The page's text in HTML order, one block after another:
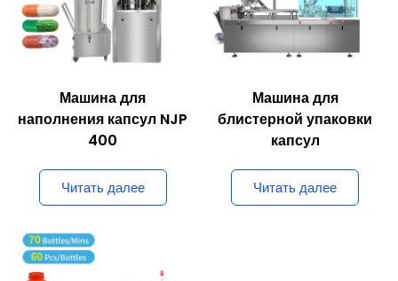
Машина для
наполнения капсул NJP
400
Читать далее
Машина для
блистерной упаковки
капсул
Читать далее